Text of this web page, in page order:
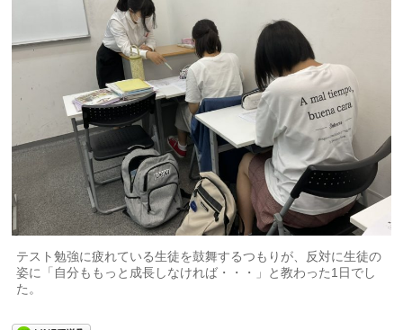
テスト勉強に疲れている生徒を鼓舞するつもりが、反対に生徒の
姿に「自分ももっと成長しなければ・・・」と教わった1日でし
た。